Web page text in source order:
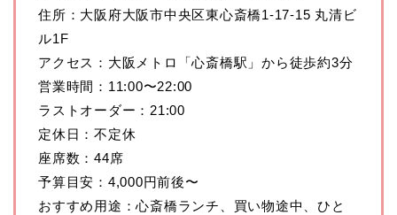
住所：大阪府大阪市中央区東心斎橋1-17-15 丸清ビ
ル1F
アクセス：大阪メトロ「心斎橋駅」から徒歩約3分
営業時間：11:00〜22:00
ラストオーダー：21:00
定休日：不定休
座席数：44席
予算目安：4,000円前後〜
おすすめ用途：心斎橋ランチ、買い物途中、ひと